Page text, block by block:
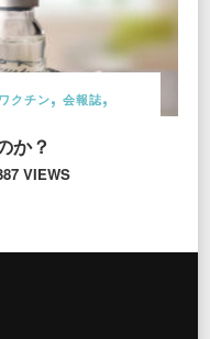
ワクチン
会報誌
か？
VIEWS